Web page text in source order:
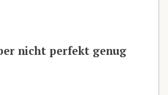
nicht perfekt genug